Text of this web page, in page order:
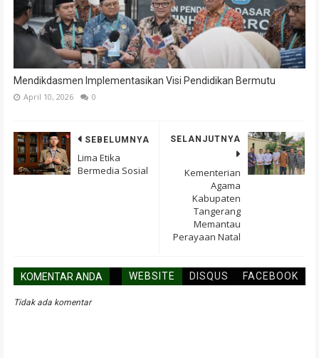
Mendikdasmen Implementasikan Visi Pendidikan Bermutu
April 10, 2026 0
SELANJUTNYA
Kementerian
Agama
Kabupaten
Tangerang
Memantau
Perayaan Natal
SEBELUMNYA
Lima Etika
Bermedia Sosial
KOMENTAR ANDA WEBSITE DISQUS FACEBOOK
Tidak ada komentar